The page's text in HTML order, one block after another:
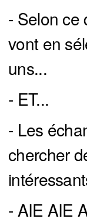
- Selon ce
vont en
uns...
- ET...
- Les
chercher
- AIE AIE